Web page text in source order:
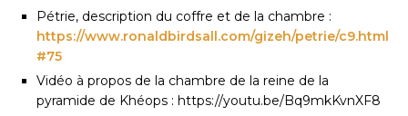
Pétrie, description du coffre et de la chambre :
https://www.ronaldbirdsall.com/gizeh/petrie/c9.html
#75
Vidéo à propos de la chambre de la reine de la
pyramide de Khéops : https://youtu.be/Bq9mkKvnXF8